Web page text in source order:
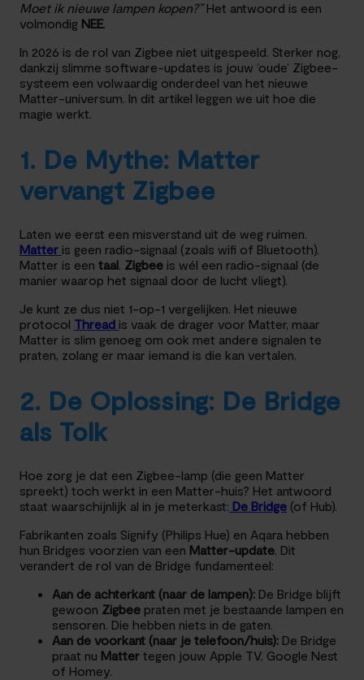
Moet ik nieuwe lampen kopen?”Het antwoord is een
volmondig NEE.
In 2026 is de rol van Zigbee niet uitgespeeld. Sterker nog,
dankzij slimme software-updates is jouw ‘oude’ Zigbee-
systeem een volwaardig onderdeel van het nieuwe
Matter-universum. In dit artikel leggen we uit hoe die
magie werkt.
1. De Mythe: Matter
vervangt Zigbee
Laten we eerst een misverstand uit de weg ruimen.
Matter is geen radio-signaal (zoals wifi of Bluetooth).
Matter is een taal. Zigbee is wél een radio-signaal (de
manier waarop het signaal door de lucht vliegt).
Je kunt ze dus niet 1-op-1 vergelijken. Het nieuwe
protocol Thread is vaak de drager voor Matter, maar
Matter is slim genoeg om ook met andere signalen te
praten, zolang er maar iemand is die kan vertalen.
2. De Oplossing: De Bridge
als Tolk
Hoe zorg je dat een Zigbee-lamp (die geen Matter
spreekt) toch werkt in een Matter-huis? Het antwoord
staat waarschijnlijk al in je meterkast: De Bridge (of Hub).
Fabrikanten zoals Signify (Philips Hue) en Aqara hebben
hun Bridges voorzien van een Matter-update. Dit
verandert de rol van de Bridge fundamenteel:
Aan de achterkant (naar de lampen): De Bridge blijft
gewoon Zigbee praten met je bestaande lampen en
sensoren. Die hebben niets in de gaten.
Aan de voorkant (naar je telefoon/huis): De Bridge
praat nu Matter tegen jouw Apple TV, Google Nest
of Homey.